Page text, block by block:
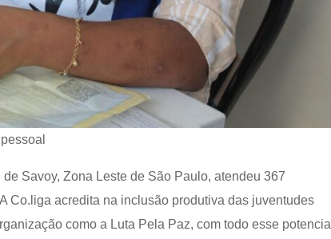
Savoy, Zona Leste de São Paulo, atendeu 367
Co.liga acredita na inclusão produtiva das juventudes
como a Luta Pela Paz, com todo esse potencial